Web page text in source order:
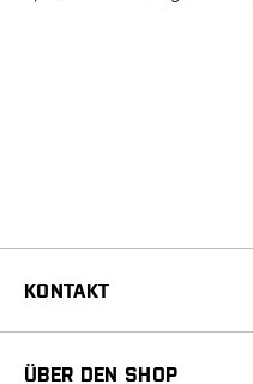
KONTAKT
ÜBER DEN SHOP